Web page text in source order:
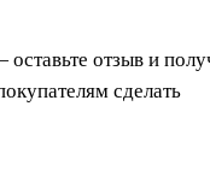
отзыв и
сделать